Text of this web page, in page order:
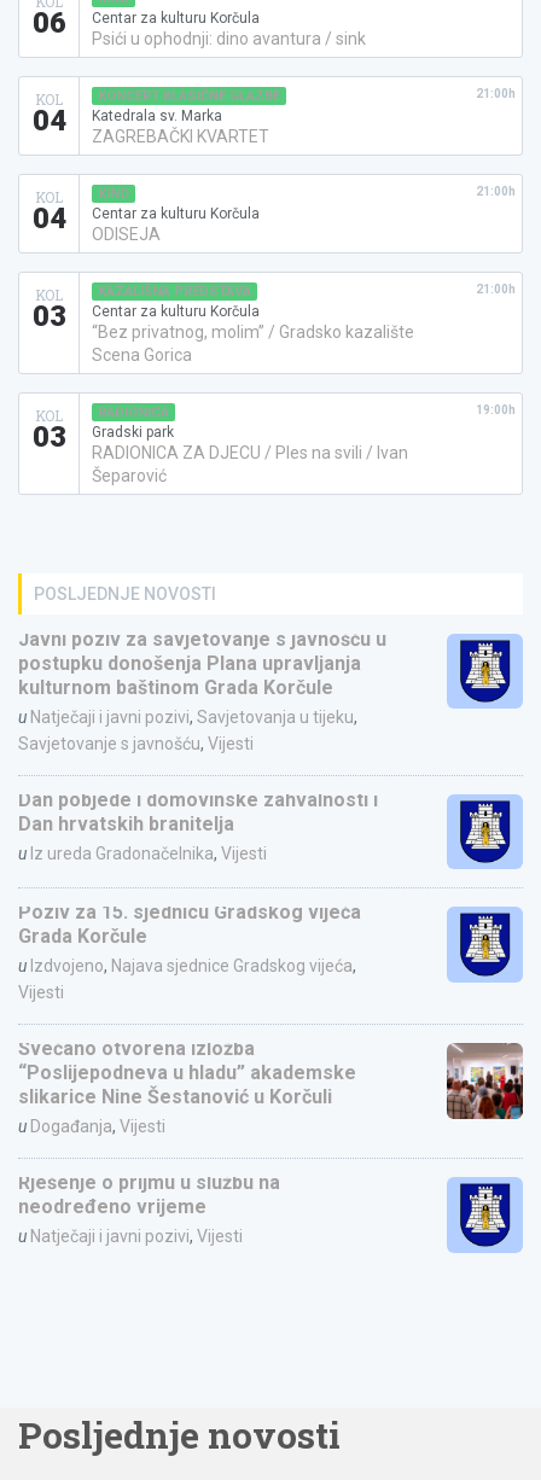
06 Centar za kulturu Korčula
Psići u ophodnji: dino avantura / sink
KOL
04
KONCERT KLASIČNE GLAZBE
Katedrala sv. Marka
ZAGREBAČKI KVARTET
21:00h
KOL
04
KINO
Centar za kulturu Korčula
ODISEJA
21:00h
KOL
03
KAZALIŠNA PREDSTAVA
Centar za kulturu Korčula
“Bez privatnog, molim” / Gradsko kazalište
Scena Gorica
21:00h
KOL
03
RADIONICA
Gradski park
RADIONICA ZA DJECU / Ples na svili / Ivan
Šeparović
19:00h
POSLJEDNJE NOVOSTI
Javni poziv za savjetovanje s javnošću u
postupku donošenja Plana upravljanja
kulturnom baštinom Grada Korčule
u Natječaji i javni pozivi, Savjetovanja u tijeku,
Savjetovanje s javnošću, Vijesti
Dan pobjede i domovinske zahvalnosti i
Dan hrvatskih branitelja
u Iz ureda Gradonačelnika, Vijesti
Poziv za 15. sjednicu Gradskog vijeća
Grada Korčule
u Izdvojeno, Najava sjednice Gradskog vijeća,
Vijesti
Svečano otvorena izložba
“Poslijepodneva u hladu” akademske
slikarice Nine Šestanović u Korčuli
u Događanja, Vijesti
Rješenje o prijmu u službu na
neodređeno vrijeme
u Natječaji i javni pozivi, Vijesti
Posljednje novosti